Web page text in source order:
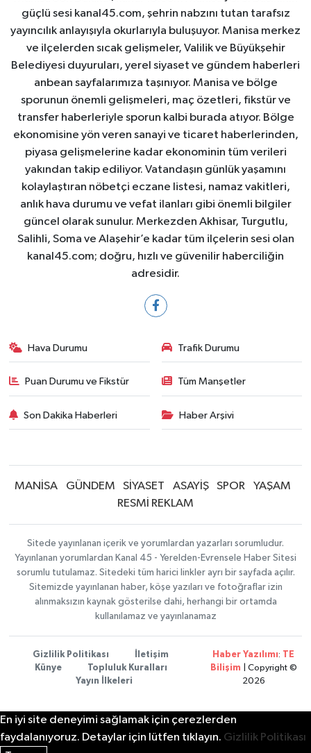
güçlü sesi kanal45.com, şehrin nabzını tutan tarafsız
yayıncılık anlayışıyla okurlarıyla buluşuyor. Manisa merkez
ve ilçelerden sıcak gelişmeler, Valilik ve Büyükşehir
Belediyesi duyuruları, yerel siyaset ve gündem haberleri
anbean sayfalarımıza taşınıyor. Manisa ve bölge
sporunun önemli gelişmeleri, maç özetleri, fikstür ve
transfer haberleriyle sporun kalbi burada atıyor. Bölge
ekonomisine yön veren sanayi ve ticaret haberlerinden,
piyasa gelişmelerine kadar ekonominin tüm verileri
yakından takip ediliyor. Vatandaşın günlük yaşamını
kolaylaştıran nöbetçi eczane listesi, namaz vakitleri,
anlık hava durumu ve vefat ilanları gibi önemli bilgiler
güncel olarak sunulur. Merkezden Akhisar, Turgutlu,
Salihli, Soma ve Alaşehir’e kadar tüm ilçelerin sesi olan
kanal45.com; doğru, hızlı ve güvenilir haberciliğin
adresidir.
Hava Durumu Trafik Durumu
Puan Durumu ve Fikstür Tüm Manşetler
Son Dakika Haberleri Haber Arşivi
MANİSA GÜNDEM SİYASET ASAYİŞ SPOR
YAŞAM
RESMİ REKLAM
Sitede yayınlanan içerik ve yorumlardan yazarları sorumludur.
Yayınlanan yorumlardan Kanal 45 - Yerelden-Evrensele Haber Sitesi
sorumlu tutulamaz. Sitedeki tüm harici linkler ayrı bir sayfada açılır.
Sitemizde yayınlanan haber, köşe yazıları ve fotoğraflar izin
alınmaksızın kaynak gösterilse dahi, herhangi bir ortamda
kullanılamaz ve yayınlanamaz
Gizlilik Politikası
İletişim
Künye
Topluluk Kuralları
Yayın İlkeleri
Haber Yazılımı:
TE
Bilişim | Copyright ©
2026
En iyi site deneyimi sağlamak için çerezlerden
faydalanıyoruz. Detaylar için lütfen tıklayın. Gizlilik Politikası